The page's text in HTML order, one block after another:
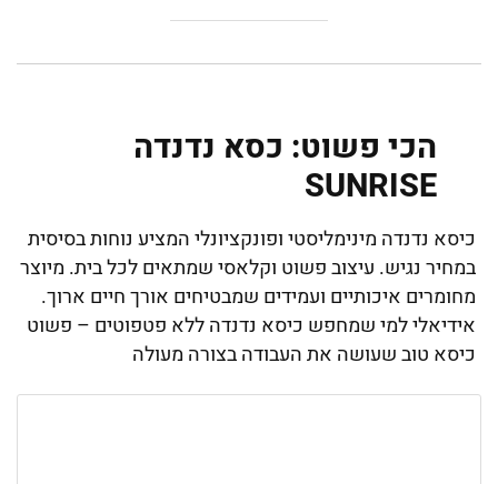
הכי פשוט: כסא נדנדה
SUNRISE
כיסא נדנדה מינימליסטי ופונקציונלי המציע נוחות בסיסית
במחיר נגיש. עיצוב פשוט וקלאסי שמתאים לכל בית. מיוצר
מחומרים איכותיים ועמידים שמבטיחים אורך חיים ארוך.
אידיאלי למי שמחפש כיסא נדנדה ללא פטפוטים – פשוט
כיסא טוב שעושה את העבודה בצורה מעולה